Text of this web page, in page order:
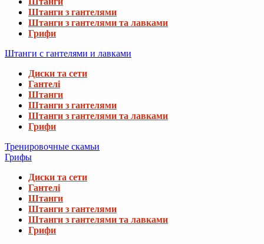
Штанги з гантелями
Штанги з гантелями та лавками
Грифи
Штанги с гантелями и лавками
Диски та сети
Гантелі
Штанги
Штанги з гантелями
Штанги з гантелями та лавками
Грифи
Тренировочные скамьи
Грифы
Диски та сети
Гантелі
Штанги
Штанги з гантелями
Штанги з гантелями та лавками
Грифи